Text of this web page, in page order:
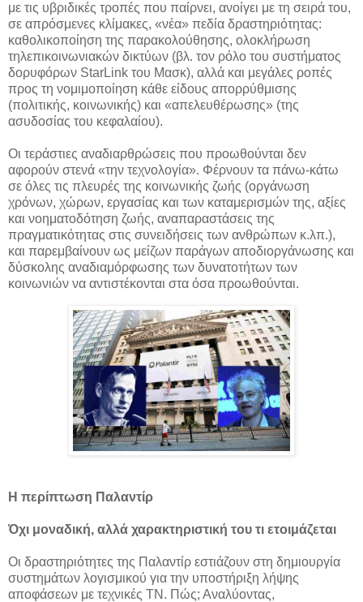
με τις υβριδικές τροπές που παίρνει, ανοίγει με τη σειρά του,
σε απρόσμενες κλίμακες, «νέα» πεδία δραστηριότητας:
καθολικοποίηση της παρακολούθησης, ολοκλήρωση
τηλεπικοινωνιακών δικτύων (βλ. τον ρόλο του συστήματος
δορυφόρων StarLink του Μασκ), αλλά και μεγάλες ροπές
προς τη νομιμοποίηση κάθε είδους απορρύθμισης
(πολιτικής, κοινωνικής) και «απελευθέρωσης» (της
ασυδοσίας του κεφαλαίου).
Οι τεράστιες αναδιαρθρώσεις που προωθούνται δεν
αφορούν στενά «την τεχνολογία». Φέρνουν τα πάνω-κάτω
σε όλες τις πλευρές της κοινωνικής ζωής (οργάνωση
χρόνων, χώρων, εργασίας και των καταμερισμών της, αξίες
και νοηματοδότηση ζωής, αναπαραστάσεις της
πραγματικότητας στις συνειδήσεις των ανθρώπων κ.λπ.),
και παρεμβαίνουν ως μείζων παράγων αποδιοργάνωσης και
δύσκολης αναδιαμόρφωσης των δυνατοτήτων των
κοινωνιών να αντιστέκονται στα όσα προωθούνται.
Η περίπτωση Παλαντίρ
Όχι μοναδική, αλλά χαρακτηριστική του τι ετοιμάζεται
Οι δραστηριότητες της Παλαντίρ εστιάζουν στη δημιουργία
συστημάτων λογισμικού για την υποστήριξη λήψης
αποφάσεων με τεχνικές ΤΝ. Πώς; Αναλύοντας,